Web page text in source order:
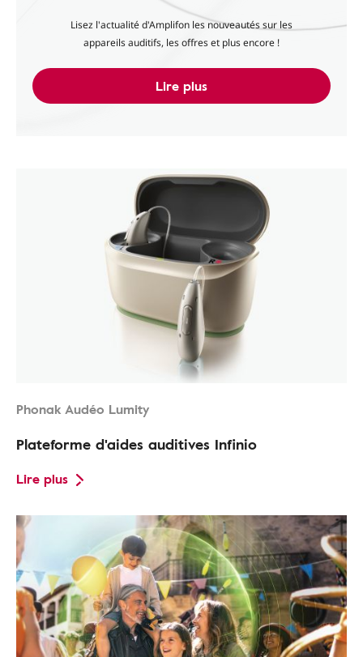
Lisez l'actualité d'Amplifon les nouveautés sur les
appareils auditifs, les offres et plus encore !
Lire plus
Phonak Audéo Lumity
Plateforme d'aides auditives Infinio
Lire plus